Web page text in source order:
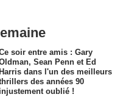
soir entre amis : Gary
Sean Penn et Ed
Harris dans l'un des meilleurs
des années 90
injustement oublié !